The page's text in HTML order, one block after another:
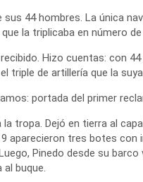
44 hombres. La única
la triplicaba en número
Hizo cuentas: con
triple de artillería que la
portada del primer
tropa. Dejó en tierra al
aparecieron tres botes con
Pinedo desde su
al buque.